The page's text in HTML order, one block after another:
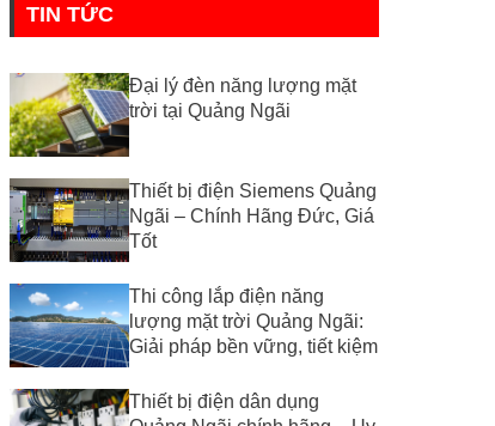
TIN TỨC
Đại lý đèn năng lượng mặt
trời tại Quảng Ngãi
Thiết bị điện Siemens Quảng
Ngãi – Chính Hãng Đức, Giá
Tốt
Thi công lắp điện năng
lượng mặt trời Quảng Ngãi:
Giải pháp bền vững, tiết kiệm
Thiết bị điện dân dụng